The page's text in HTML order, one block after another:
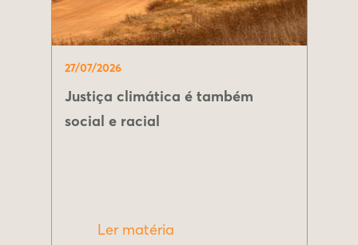
27/07/2026
Justiça climática é também
social e racial
Ler matéria